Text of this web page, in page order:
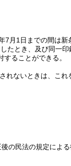
7月1日までの間は新
たとき、及び同一
ることができる。
れないときは、これ
の民法の規定によ